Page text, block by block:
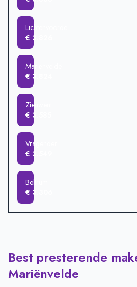
Lichtenvoorde
€ 3.826
Mariënvelde
€ 3.824
Zieuwent
€ 3.585
Vragender
€ 3.549
Beltrum
€ 3.306
Verkoopprijzen in andere plaatsen
Plaats
Ruurlo
Best presterende
Mariënvelde